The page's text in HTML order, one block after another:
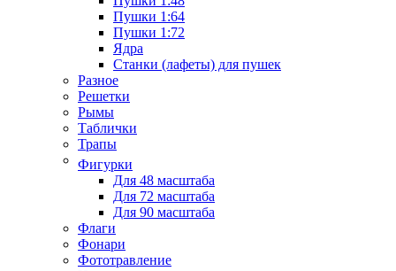
Пушки 1:64
Пушки 1:72
Ядра
Станки (лафеты) для пушек
Разное
Решетки
Рымы
Таблички
Трапы
Фигурки
Для 48 масштаба
Для 72 масштаба
Для 90 масштаба
Флаги
Фонари
Фототравление